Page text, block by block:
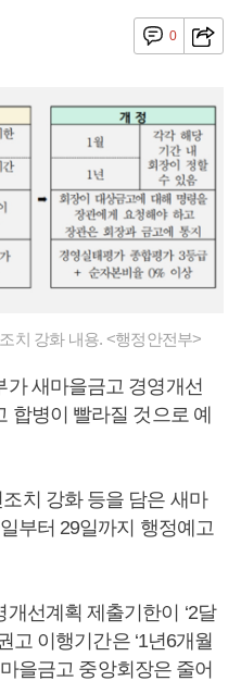
0
치 강화 내용. <행정안전부>
가 새마을금고 경영개선
합병이 빨라질 것으로 예
치 강화 등을 담은 새마
부터 29일까지 행정예고
선계획 제출기한이 ‘2달
고 이행기간은 ‘1년6개월
마을금고 중앙회장은 줄어